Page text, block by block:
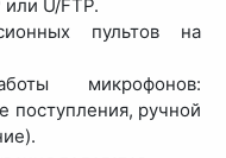
U/FTP.
пультов на
микрофонов:
поступления, ручной